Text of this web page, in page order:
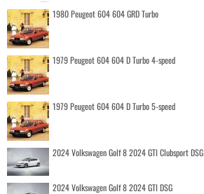
1980 Peugeot 604 604 GRD Turbo
1979 Peugeot 604 604 D Turbo 4-speed
1979 Peugeot 604 604 D Turbo 5-speed
2024 Volkswagen Golf 8 2024 GTI Clubsport DSG
2024 Volkswagen Golf 8 2024 GTI DSG